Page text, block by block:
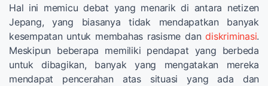
Hal ini memicu debat yang menarik di antara netizen
Jepang, yang biasanya tidak mendapatkan banyak
kesempatan untuk membahas rasisme dandiskriminasi.
Meskipun beberapa memiliki pendapat yang berbeda
untuk dibagikan, banyak yang mengatakan mereka
mendapat pencerahan atas situasi yang ada dan